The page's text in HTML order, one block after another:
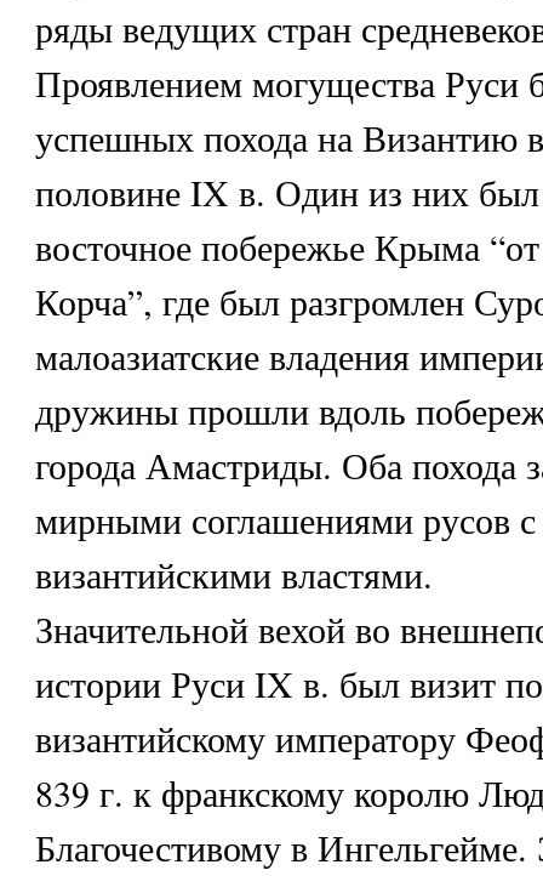
ряды ведущих стран
Проявлением могущества Руси
успешных похода на Византию
половине IX в. Один из них был
восточное побережье Крыма
Корча”, где был разгромлен
малоазиатские владения
дружины прошли вдоль
города Амастриды. Оба похода
мирными соглашениями русов
византийскими властями.
Значительной вехой во
истории Руси IX в. был визит
византийскому императору
839 г. к франкскому королю
Благочестивому в